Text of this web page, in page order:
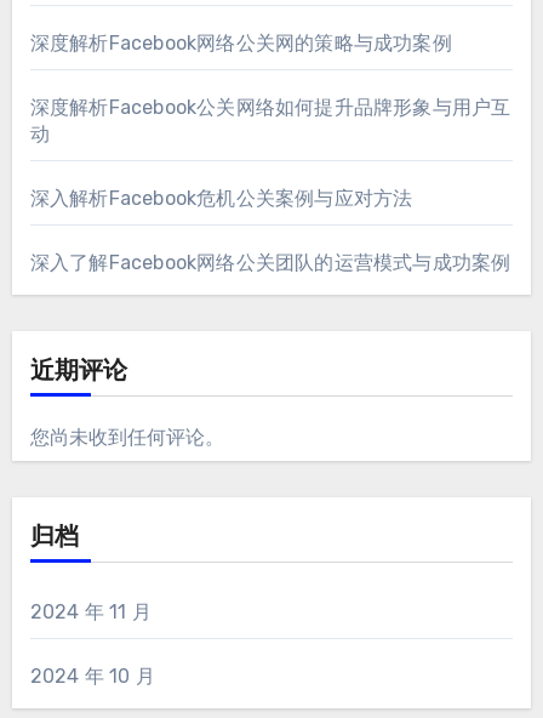
深度解析Facebook网络公关网的策略与成功案例
深度解析Facebook公关网络如何提升品牌形象与用户互
动
深入解析Facebook危机公关案例与应对方法
深入了解Facebook网络公关团队的运营模式与成功案例
近期评论
您尚未收到任何评论。
归档
2024 年 11 月
2024 年 10 月